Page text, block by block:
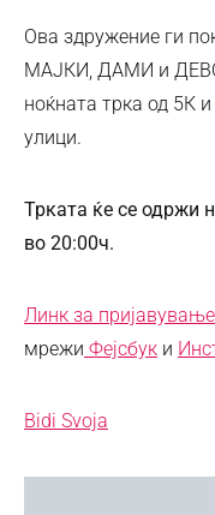
Ова здружение ги
МАЈКИ, ДАМИ и
ноќната трка од 5К
улици.
Трката ќе се одржи
во 20:00ч.
Линк за пријавување
мрежи Фејсбук и
Bidi Svoja